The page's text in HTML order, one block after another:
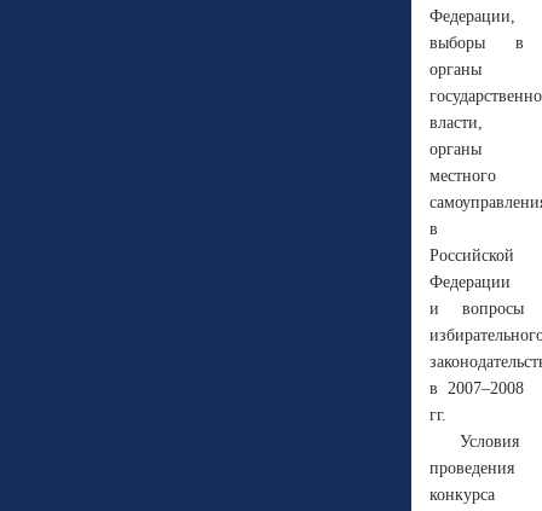
Федерации,
выборы в
органы
власти,
органы
местного
в
Российской
Федерации
и вопросы
в 2007–2008
гг.
Условия
проведения
конкурса